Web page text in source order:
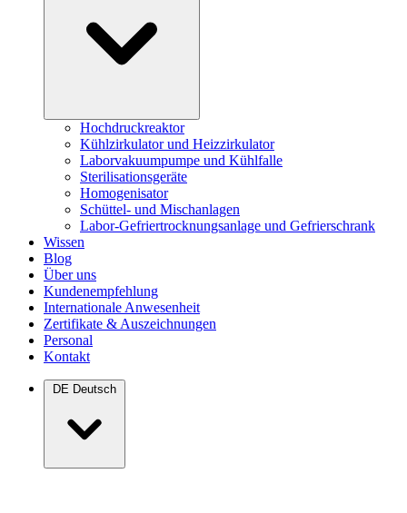
Hochdruckreaktor
Kühlzirkulator und Heizzirkulator
Laborvakuumpumpe und Kühlfalle
Sterilisationsgeräte
Homogenisator
Schüttel- und Mischanlagen
Labor-Gefriertrocknungsanlage und Gefrierschrank
Wissen
Blog
Über uns
Kundenempfehlung
Internationale Anwesenheit
Zertifikate & Auszeichnungen
Personal
Kontakt
DE Deutsch